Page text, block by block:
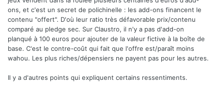
ons, et c'est un secret de polichinelle : les add-ons financent le
contenu "offert". D'où leur ratio très défavorable prix/contenu
comparé au pledge sec. Sur Claustro, il n'y a pas d'add-on
planqué à 100 euros pour ajouter de la valeur fictive à la boîte de
base. C'est le contre-coût qui fait que l'offre est/paraît moins
wahou. Les plus riches/dépensiers ne payent pas pour les autres.
Il y a d'autres points qui expliquent certains ressentiments.